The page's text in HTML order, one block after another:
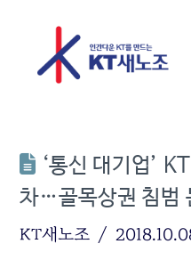
‘통신 대기업’
차…골목상권 침범
KT새노조